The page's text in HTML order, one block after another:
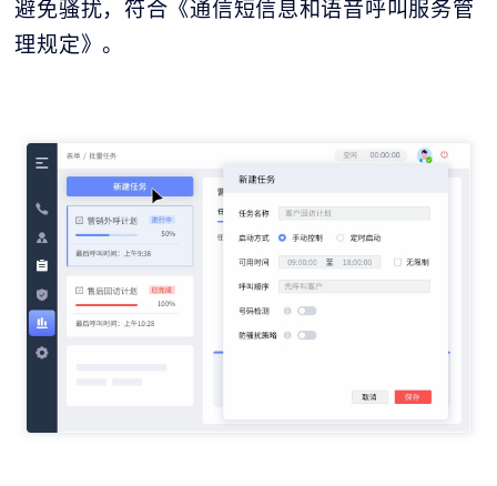
避免骚扰，符合《通信短信息和语音呼叫服务管
理规定》。